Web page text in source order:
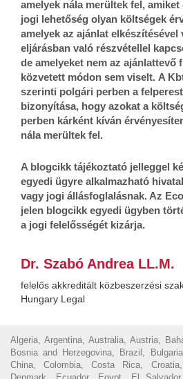
amelyek nála merültek fel,
jogi lehetőség olyan költségek
amelyek az ajánlat elkészítésével
eljárásban való részvétellel
de amelyeket nem az ajánlattevő
közvetett módon sem viselt. A
szerinti polgári perben a
bizonyítása, hogy azokat a
perben kárként kíván
nála merültek fel.
A blogcikk tájékoztató jelleggel
egyedi ügyre alkalmazható
vagy jogi állásfoglalásnak. Az
jelen blogcikk egyedi ügyben
a jogi felelősségét kizárja.
Dr. Szabó Andrea LL.M.
felelős akkreditált közbeszerzési
Hungary Legal
Algeria, Argentina, Australia, Austria,
Bosnia and Herzegovina, Brazil,
China, Colombia, Costa Rica,